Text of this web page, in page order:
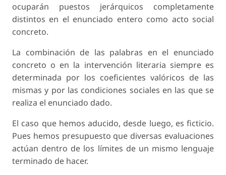
ocuparán puestos jerárquicos completamente
distintos en el enunciado entero como acto social
concreto.
La combinación de las palabras en el enunciado
concreto o en la intervención literaria siempre es
determinada por los coeficientes valóricos de las
mismas y por las condiciones sociales en las que se
realiza el enunciado dado.
El caso que hemos aducido, desde luego, es ficticio.
Pues hemos presupuesto que diversas evaluaciones
actúan dentro de los límites de un mismo lenguaje
terminado de hacer.